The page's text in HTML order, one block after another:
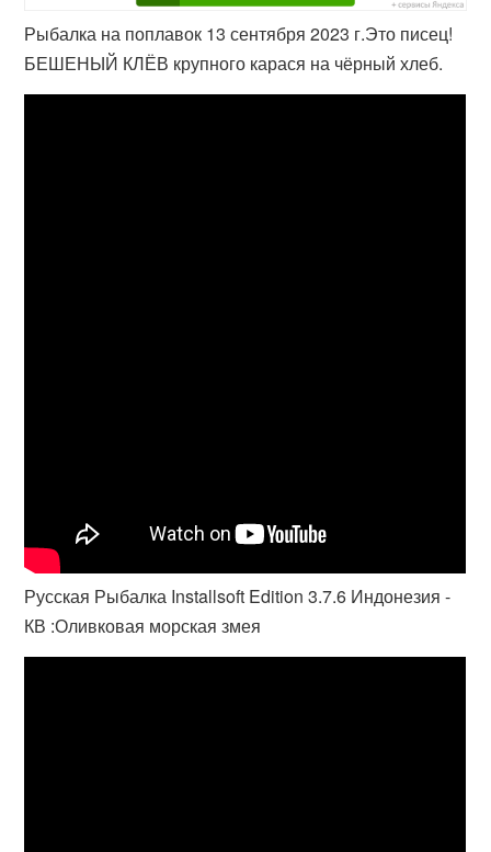
Рыбалка на поплавок 13 сентября 2023 г.Это писец!
БЕШЕНЫЙ КЛЁВ крупного карася на чёрный хлеб.
Русская Рыбалка Installsoft Edition 3.7.6 Индонезия -
КВ :Оливковая морская змея